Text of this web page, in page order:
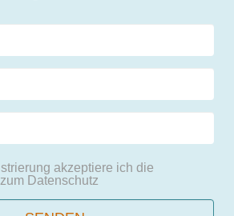
akzeptiere ich die
Datenschutz